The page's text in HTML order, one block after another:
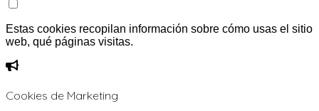
Estas cookies recopilan información sobre cómo usas el sitio
web, qué páginas visitas.
Cookies de Marketing